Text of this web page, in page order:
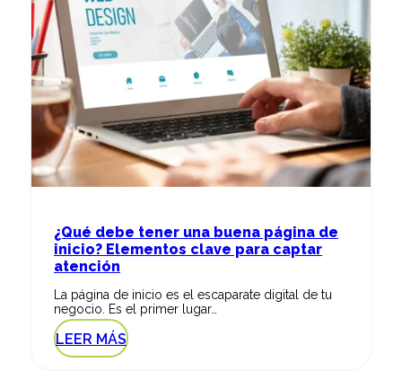
¿Qué debe tener una buena página de
inicio? Elementos clave para captar
atención
La página de inicio es el escaparate digital de tu
negocio. Es el primer lugar…
LEER MÁS